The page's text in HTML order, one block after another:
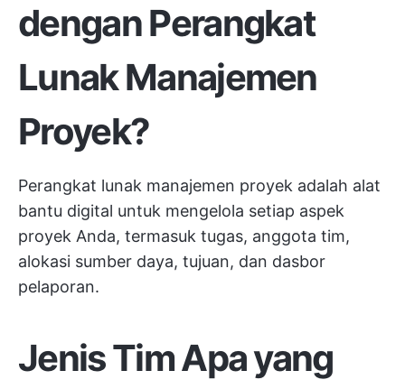
dengan Perangkat
Lunak Manajemen
Proyek?
Perangkat lunak manajemen proyek adalah alat
bantu digital untuk mengelola setiap aspek
proyek Anda, termasuk tugas, anggota tim,
alokasi sumber daya, tujuan, dan dasbor
pelaporan.
Jenis Tim Apa yang